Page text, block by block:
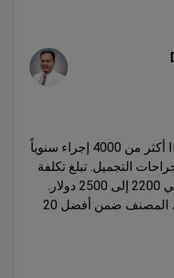
تجري عيادة ID Clinic Bangkok أكثر من 4000 إجراء سنوياً
عن 95% في جراحات التجميل. تبلغ تكلفة
شفط دهون الأرداف عادةً حوالي 2200 إلى 2500 دولار.
الدكتور سيريبونج لوكساناوونج، المصنف ضمن أفضل 20
في شفط الدهون مع
وخبرة في مستشفى